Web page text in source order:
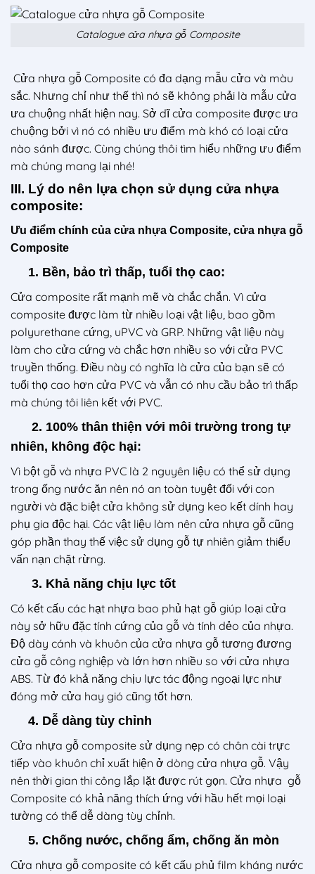
Catalogue cửa nhựa gỗ Composite
Cửa nhựa gỗ Composite có đa dạng mẫu cửa và màu
sắc. Nhưng chỉ như thế thì nó sẽ không phải là mẫu cửa
ưa chuộng nhất hiện nay. Sở dĩ cửa composite được ưa
chuộng bởi vì nó có nhiều ưu điểm mà khó có loại cửa
nào sánh được. Cùng chúng thôi tìm hiểu những ưu điểm
mà chúng mang lại nhé!
III. Lý do nên lựa chọn sử dụng cửa nhựa
composite:
Ưu điểm chính của cửa nhựa Composite, cửa nhựa gỗ
Composite
1. Bền, bảo trì thấp, tuổi thọ cao:
Cửa composite rất mạnh mẽ và chắc chắn. Vì cửa
composite được làm từ nhiều loại vật liệu, bao gồm
polyurethane cứng, uPVC và GRP. Những vật liệu này
làm cho cửa cứng và chắc hơn nhiều so với cửa PVC
truyền thống. Điều này có nghĩa là cửa của bạn sẽ có
tuổi thọ cao hơn cửa PVC và vẫn có nhu cầu bảo trì thấp
mà chúng tôi liên kết với PVC.
2. 100% thân thiện với môi trường trong tự
nhiên, không độc hại:
Vì bột gỗ và nhựa PVC là 2 nguyên liệu có thể sử dụng
trong ống nước ăn nên nó an toàn tuyệt đối với con
người và đặc biệt cửa không sử dụng keo kết dính hay
phụ gia độc hại. Các vật liệu làm nên cửa nhựa gỗ cũng
góp phần thay thế việc sử dụng gỗ tự nhiên giảm thiểu
vấn nạn chặt rừng.
3. Khả năng chịu lực tốt
Có kết cấu các hạt nhựa bao phủ hạt gỗ giúp loại cửa
này sở hữu đặc tính cứng của gỗ và tính dẻo của nhựa.
Độ dày cánh và khuôn của cửa nhựa gỗ tương đương
cửa gỗ công nghiệp và lớn hơn nhiều so với cửa nhựa
ABS. Từ đó khả năng chịu lực tác động ngoại lực như
đóng mở cửa hay gió cũng tốt hơn.
4. Dễ dàng tùy chỉnh
Cửa nhựa gỗ composite sử dụng nẹp có chân cài trực
tiếp vào khuôn chỉ xuất hiện ở dòng cửa nhựa gỗ. Vậy
nên thời gian thi công lắp lặt được rút gọn. Cửa nhựa gỗ
Composite có khả năng thích ứng với hầu hết mọi loại
tường có thể dễ dàng tùy chỉnh.
5. Chống nước, chống ẩm, chống ăn mòn
Cửa nhựa gỗ composite có kết cấu phủ film kháng nước